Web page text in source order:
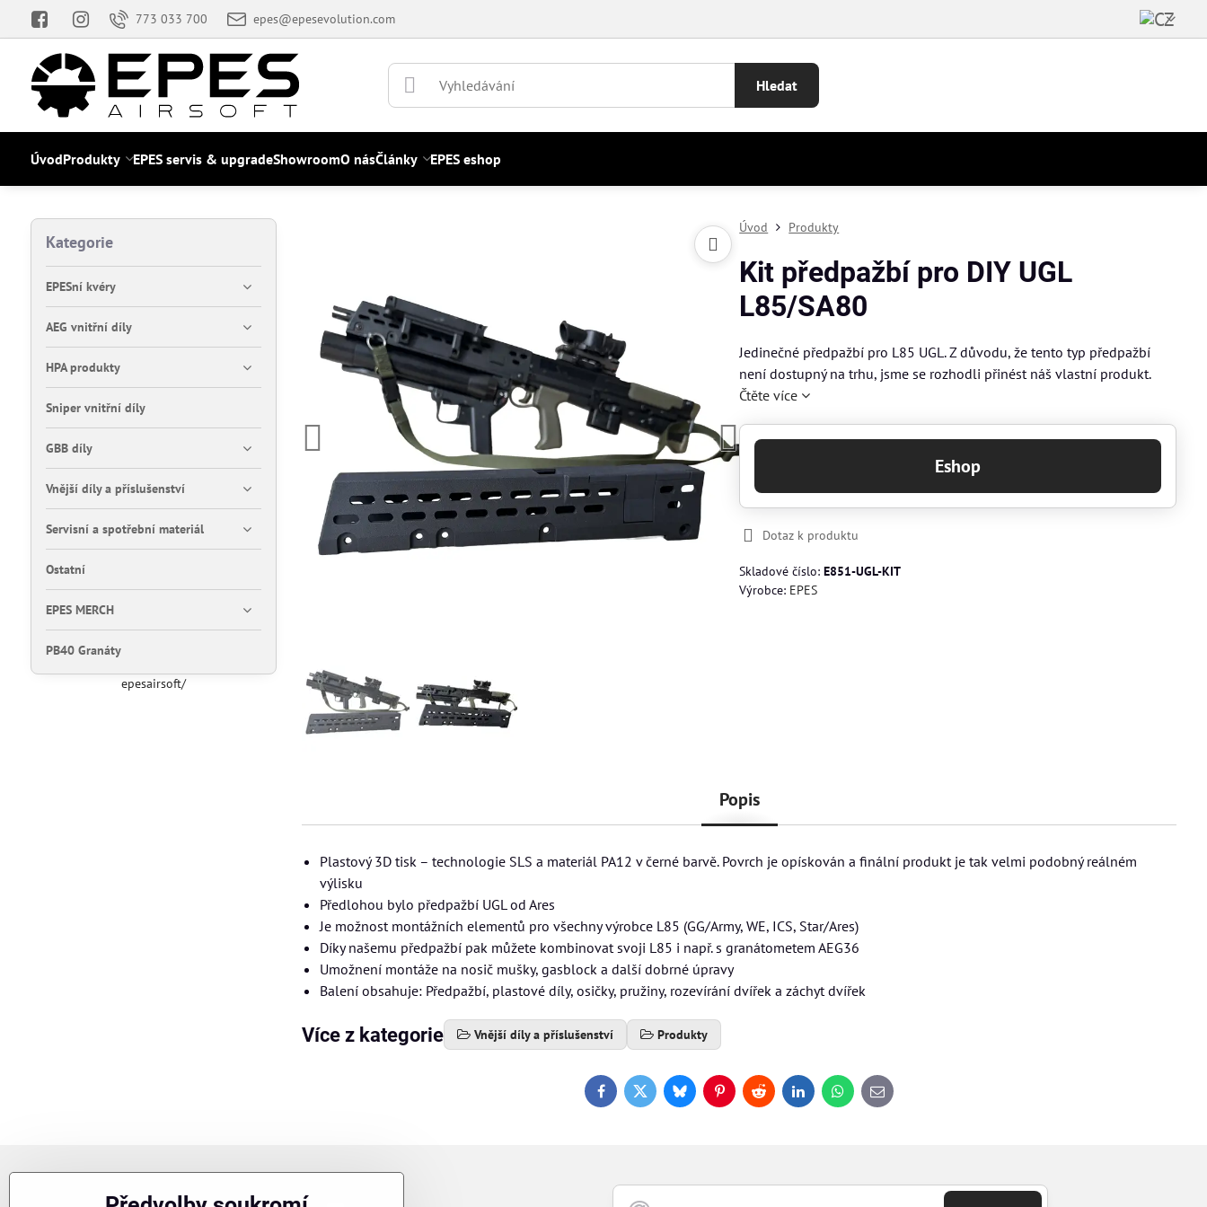
773 033 700 epes@epesevolution.com
Hledat
ÚvodProdukty EPES servis & upgradeShowroomO násČlánky EPES eshop
Úvod Produkty
Kit předpažbí pro DIY UGL
L85/SA80
Jedinečné předpažbí pro L85 UGL. Z důvodu, že tento typ předpažbí
není dostupný na trhu, jsme se rozhodli přinést náš vlastní produkt.
Čtěte více
Eshop
Dotaz k produktu
Skladové číslo:E851-UGL-KIT
Výrobce: EPES
Popis
Plastový 3D tisk – technologie SLS a materiál PA12 v černé barvě. Povrch je opískován a finální produkt je tak velmi podobný reálném
výlisku
Předlohou bylo předpažbí UGL od Ares
Je možnost montážních elementů pro všechny výrobce L85 (GG/Army, WE, ICS, Star/Ares)
Díky našemu předpažbí pak můžete kombinovat svoji L85 i např. s granátometem AEG36
Umožnení montáže na nosič mušky, gasblock a další dobrné úpravy
Balení obsahuje: Předpažbí, plastové díly, osičky, pružiny, rozevírání dvířek a záchyt dvířek
Více z kategorie Vnější díly a příslušenství Produkty
FacebookTwitterBlueskyPinterestRedditLinkedInWhatsApp
E-
mail
Kategorie
EPESní kvéry
AEG vnitřní díly
HPA produkty
Sniper vnitřní díly
GBB díly
Vnější díly a příslušenství
Servisní a spotřební materiál
Ostatní
EPES MERCH
PB40 Granáty
epesairsoft/